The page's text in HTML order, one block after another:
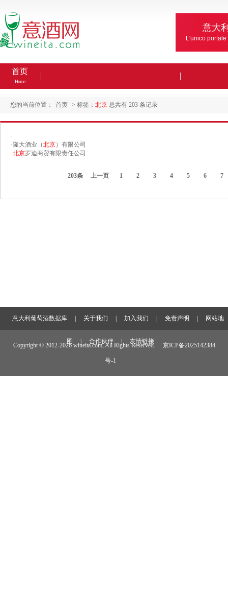
意大
L'unico
首页
Home
您的当前位置： 首页 > 标签： 北京 总共有 203 条记录
·
·隆大酒业（北京）有限公司
·北京罗迪商贸有限责任公司
203条 上一页 1 2 3 4 5 6 7
意大利葡萄酒数据库 关于我们 加入我们 免责声明 网站地
图 合作伙伴 友情链接
Copyright © 2012-2026 wineita.com, All Rights Reserved. 京ICP备2025142384
号-1